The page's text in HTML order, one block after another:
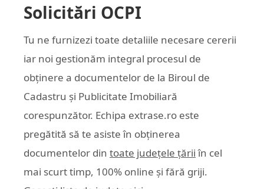
Solicitări OCPI
Tu ne furnizezi toate detaliile necesare cererii
iar noi gestionăm integral procesul de
obținere a documentelor de la Biroul de
Cadastru și Publicitate Imobiliară
corespunzător. Echipa extrase.ro este
pregătită să te asiste în obținerea
documentelor din toate județele țării în cel
mai scurt timp, 100% online și fără griji.